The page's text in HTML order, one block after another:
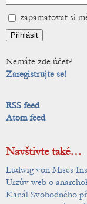
zapamatovat si
Nemáte zde účet?
Zaregistrujte se!
RSS feed
Atom feed
Navštivte také…
Ludwig von Mises
Urzův web o
Kanál Svobodného